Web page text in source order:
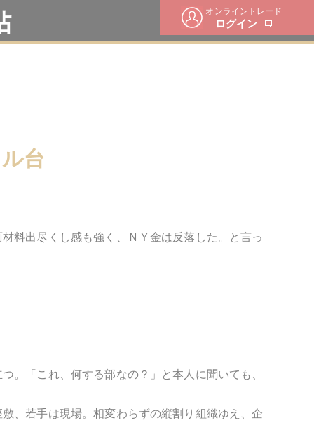
オンライントレード
ログイン
台
料出尽くし感も強く、ＮＹ金は反落した。と言っ
。「これ、何する部なの？」と本人に聞いても、
、若手は現場。相変わらずの縦割り組織ゆえ、企